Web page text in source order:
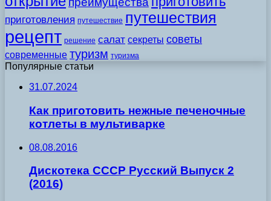
приготовления путешествие путешествия
рецепт решение салат секреты советы
современные туризм туризма
Популярные статьи
31.07.2024
Как приготовить нежные печеночные
котлеты в мультиварке
08.08.2016
Дискотека СССР Русский Выпуск 2
(2016)